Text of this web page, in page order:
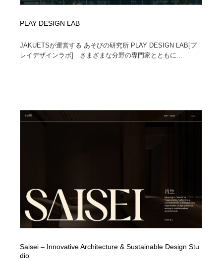
PLAY DESIGN LAB
JAKUETSが運営する あそびの研究所 PLAY DESIGN LAB[プ
レイデザインラボ] さまざまな分野の専門家とともに...
Saisei – Innovative Architecture & Sustainable Design Stu
dio